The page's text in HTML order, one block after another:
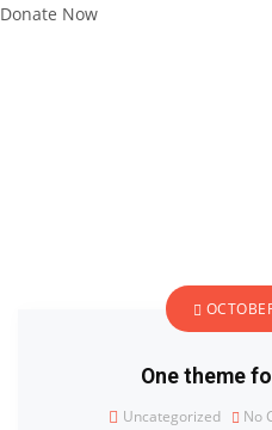
Donate Now
One theme
Uncategorized No